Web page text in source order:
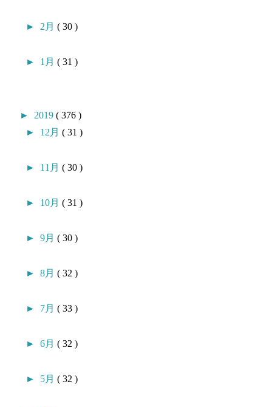
► 2月( 30 )
► 1月( 31 )
► 2019( 376 )
► 12月( 31 )
► 11月( 30 )
► 10月( 31 )
►9月( 30 )
►8月( 32 )
► 7月( 33 )
►6月( 32 )
► 5月( 32 )